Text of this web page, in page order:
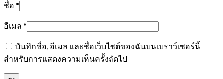
ชื่อ *
อีเมล *
บันทึกชื่อ, อีเมล และชื่อเว็บไซต์ของฉันบนเบราว์เซอร์นี้
สำหรับการแสดงความเห็นครั้งถัดไป